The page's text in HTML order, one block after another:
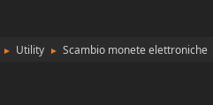
► Utility ► Scambio monete elettroniche